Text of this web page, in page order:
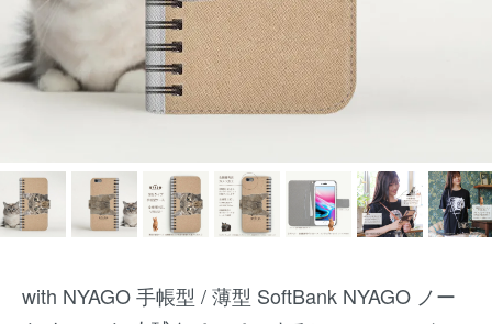
with NYAGO 手帳型 / 薄型 SoftBank NYAGO ノー